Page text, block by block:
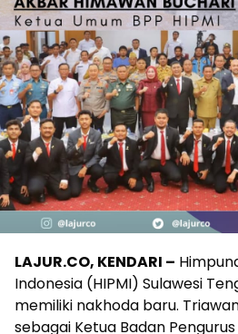
LAJUR.CO, KENDARI –
Indonesia (HIPMI) Sulawesi
memiliki nakhoda baru.
sebagai Ketua Badan